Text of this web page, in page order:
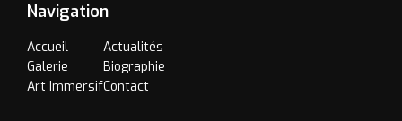
Navigation
Accueil
Galerie
Art Immersif
Actualités
Biographie
Contact